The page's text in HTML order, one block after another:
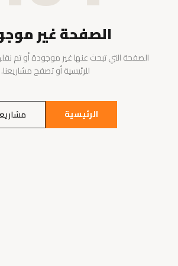
الصفحة غير
الصفحة التي تبحث عنها غير موجودة أو تم
للرئيسية أو تصفح مشاريعنا.
الرئيسية